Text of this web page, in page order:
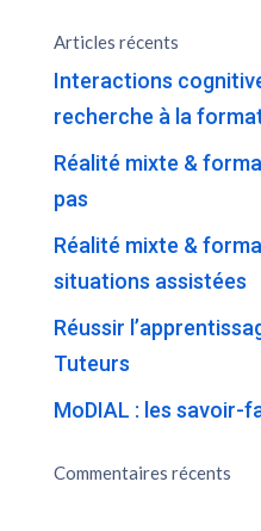
Articles récents
Interactions
recherche à la
Réalité mixte &
pas
Réalité mixte &
situations assistées
Réussir
Tuteurs
MoDIAL : les savoir-
Commentaires récents